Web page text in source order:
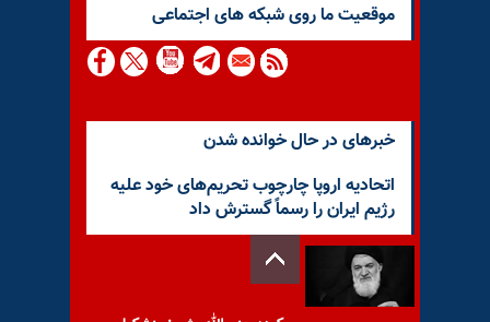
موقعيت ما روى شبكه هاى اجتماعى
خبرهای در حال خوانده شدن
اتحادیه اروپا چارچوب تحریم‌های خود علیه
رژیم ایران را رسماً گسترش داد